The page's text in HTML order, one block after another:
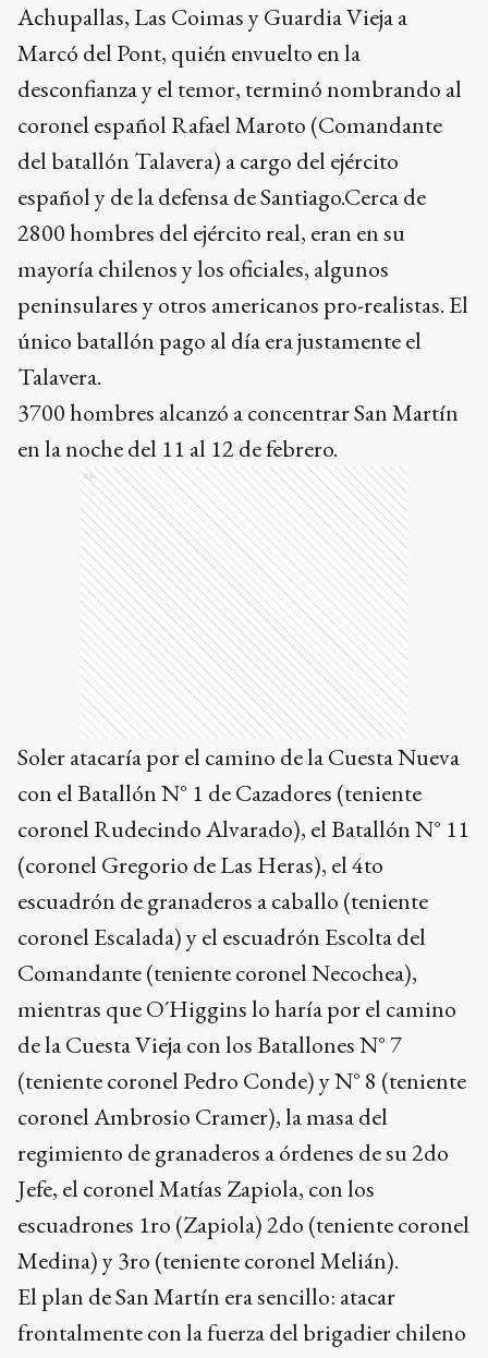
Achupallas, Las Coimas y Guardia Vieja a
Marcó del Pont, quién envuelto en la
desconfianza y el temor, terminó nombrando al
coronel español Rafael Maroto (Comandante
del batallón Talavera) a cargo del ejército
español y de la defensa de Santiago.Cerca de
2800 hombres del ejército real, eran en su
mayoría chilenos y los oficiales, algunos
peninsulares y otros americanos pro-realistas. El
único batallón pago al día era justamente el
Talavera.
3700 hombres alcanzó a concentrar San Martín
en la noche del 11 al 12 de febrero.
Ads
Soler atacaría por el camino de la Cuesta Nueva
con el Batallón N° 1 de Cazadores (teniente
coronel Rudecindo Alvarado), el Batallón N° 11
(coronel Gregorio de Las Heras), el 4to
escuadrón de granaderos a caballo (teniente
coronel Escalada) y el escuadrón Escolta del
Comandante (teniente coronel Necochea),
mientras que O´Higgins lo haría por el camino
de la Cuesta Vieja con los Batallones N° 7
(teniente coronel Pedro Conde) y N° 8 (teniente
coronel Ambrosio Cramer), la masa del
regimiento de granaderos a órdenes de su 2do
Jefe, el coronel Matías Zapiola, con los
escuadrones 1ro (Zapiola) 2do (teniente coronel
Medina) y 3ro (teniente coronel Melián).
El plan de San Martín era sencillo: atacar
frontalmente con la fuerza del brigadier chileno